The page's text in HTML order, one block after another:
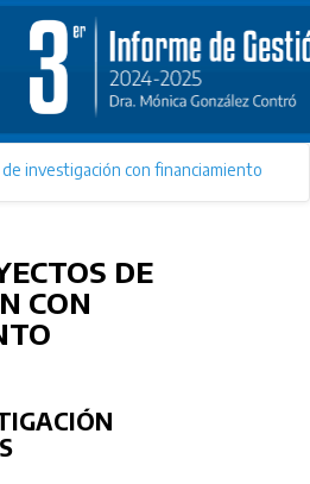
investigación con financiamiento
DE
CON